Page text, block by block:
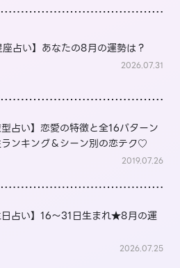
座占い】あなたの8月の運勢は？
2026.07.31
型占い】恋愛の特徴と全16パターン
ンキング＆シーン別の恋テク♡
2019.07.26
日占い】16～31日生まれ★8月の運
2026.07.25